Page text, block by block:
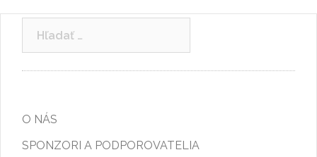
O NÁS
SPONZORI A PODPOROVATELIA